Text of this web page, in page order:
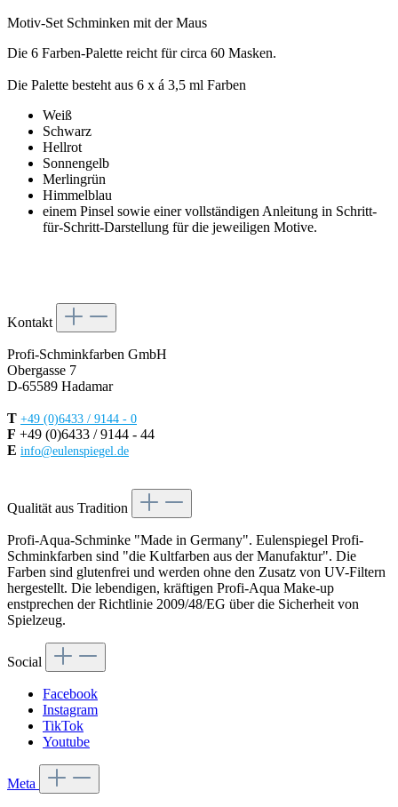
Motiv-Set Schminken mit der Maus
Die 6 Farben-Palette reicht für circa 60 Masken.
Die Palette besteht aus 6 x á 3,5 ml Farben
Weiß
Schwarz
Hellrot
Sonnengelb
Merlingrün
Himmelblau
einem Pinsel sowie einer vollständigen Anleitung in Schritt-
für-Schritt-Darstellung für die jeweiligen Motive.
Kontakt
Profi-Schminkfarben GmbH
Obergasse 7
D-65589 Hadamar
T +49 (0)6433 / 9144 - 0
F +49 (0)6433 / 9144 - 44
E info@eulenspiegel.de
Qualität aus Tradition
Profi-Aqua-Schminke "Made in Germany". Eulenspiegel Profi-
Schminkfarben sind "die Kultfarben aus der Manufaktur". Die
Farben sind glutenfrei und werden ohne den Zusatz von UV-Filtern
hergestellt. Die lebendigen, kräftigen Profi-Aqua Make-up
enstprechen der Richtlinie 2009/48/EG über die Sicherheit von
Spielzeug.
Social
Facebook
Instagram
TikTok
Youtube
Meta